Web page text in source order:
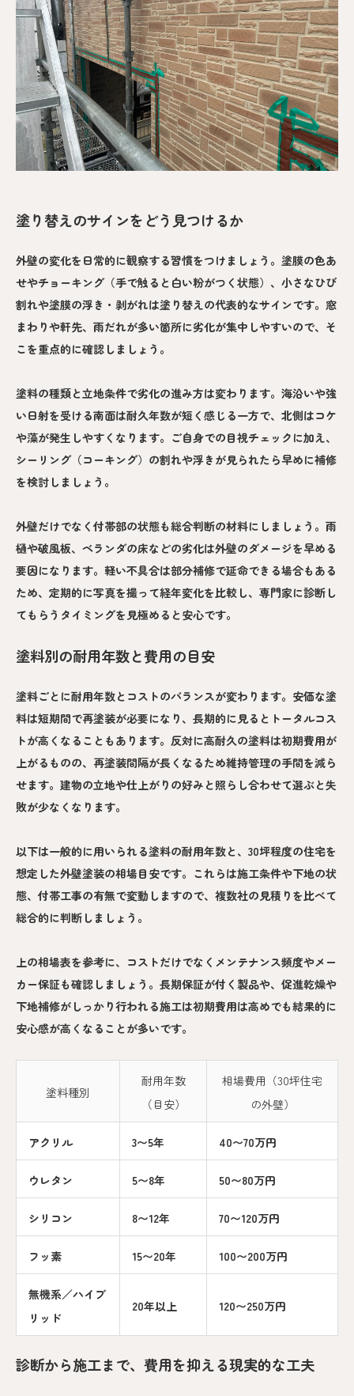
塗り替えのサインをどう見つけるか
外壁の変化を日常的に観察する習慣をつけましょう。塗膜の色あ
せやチョーキング（手で触ると白い粉がつく状態）、小さなひび
割れや塗膜の浮き・剥がれは塗り替えの代表的なサインです。窓
まわりや軒先、雨だれが多い箇所に劣化が集中しやすいので、そ
こを重点的に確認しましょう。
塗料の種類と立地条件で劣化の進み方は変わります。海沿いや強
い日射を受ける南面は耐久年数が短く感じる一方で、北側はコケ
や藻が発生しやすくなります。ご自身での目視チェックに加え、
シーリング（コーキング）の割れや浮きが見られたら早めに補修
を検討しましょう。
外壁だけでなく付帯部の状態も総合判断の材料にしましょう。雨
樋や破風板、ベランダの床などの劣化は外壁のダメージを早める
要因になります。軽い不具合は部分補修で延命できる場合もある
ため、定期的に写真を撮って経年変化を比較し、専門家に診断し
てもらうタイミングを見極めると安心です。
塗料別の耐用年数と費用の目安
塗料ごとに耐用年数とコストのバランスが変わります。安価な塗
料は短期間で再塗装が必要になり、長期的に見るとトータルコス
トが高くなることもあります。反対に高耐久の塗料は初期費用が
上がるものの、再塗装間隔が長くなるため維持管理の手間を減ら
せます。建物の立地や仕上がりの好みと照らし合わせて選ぶと失
敗が少なくなります。
以下は一般的に用いられる塗料の耐用年数と、30坪程度の住宅を
想定した外壁塗装の相場目安です。これらは施工条件や下地の状
態、付帯工事の有無で変動しますので、複数社の見積りを比べて
総合的に判断しましょう。
上の相場表を参考に、コストだけでなくメンテナンス頻度やメー
カー保証も確認しましょう。長期保証が付く製品や、促進乾燥や
下地補修がしっかり行われる施工は初期費用は高めでも結果的に
安心感が高くなることが多いです。
塗料種別
耐用年数
（目安）
相場費用（30坪住宅
の外壁）
アクリル 3〜5年 40〜70万円
ウレタン 5〜8年 50〜80万円
シリコン 8〜12年 70〜120万円
フッ素 15〜20年 100〜200万円
無機系／ハイブ
リッド
20年以上 120〜250万円
診断から施工まで、費用を抑える現実的な工夫